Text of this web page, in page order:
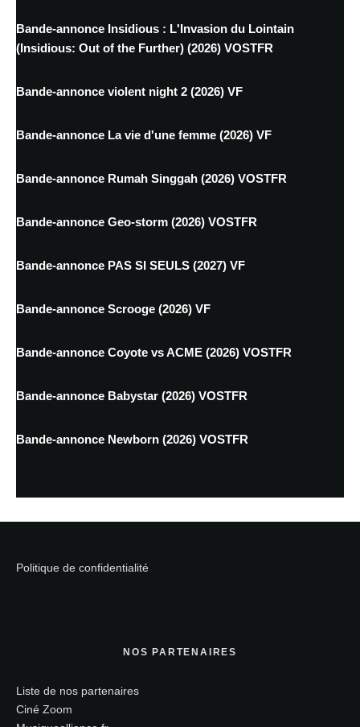
Bande-annonce Insidious : L'Invasion du Lointain
(Insidious: Out of the Further) (2026) VOSTFR
Bande-annonce violent night 2 (2026) VF
Bande-annonce La vie d'une femme (2026) VF
Bande-annonce Rumah Singgah (2026) VOSTFR
Bande-annonce Geo-storm (2026) VOSTFR
Bande-annonce PAS SI SEULS (2027) VF
Bande-annonce Scrooge (2026) VF
Bande-annonce Coyote vs ACME (2026) VOSTFR
Bande-annonce Babystar (2026) VOSTFR
Bande-annonce Newborn (2026) VOSTFR
Politique de confidentialité
NOS PARTENAIRES
Liste de nos partenaires
Ciné Zoom